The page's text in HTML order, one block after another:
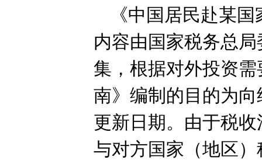
《中国居民赴某
内容由国家税务总
集，根据对外投资
南》编制的目的为
更新日期。由于税
与对方国家（地区